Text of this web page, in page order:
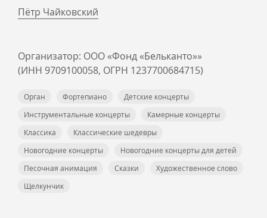
Пётр Чайковский
Организатор: ООО «Фонд «Бельканто»»
(ИНН 9709100058, ОГРН 1237700684715)
Орган Фортепиано
Детские концерты
Инструментальные концерты
Камерные концерты
Классика
Классические шедевры
Новогодние концерты
Новогодние концерты для детей
Песочная анимация
Сказки
Художественное слово
Щелкунчик